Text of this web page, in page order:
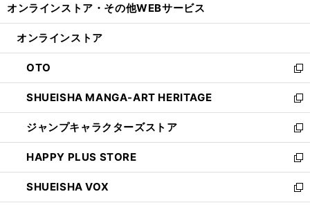
開
ン
ウ
で
開
く
ウ
ン
ド
ウ
で
開
く
オンラインストア・ その他WEBサービス
オンラインストア
OTO
新
し
い
ウ
ィ
ン
ド
ウ
で
開
SHUEISHA MANGA-ART HERITAGE
新
し
い
ウ
ィ
ン
ド
ウ
ジャンプキャラクターズストア
新
し
い
ウ
ィ
ン
HAPPY PLUS STORE
新
し
い
ウ
SHUEISHA VOX
新
し